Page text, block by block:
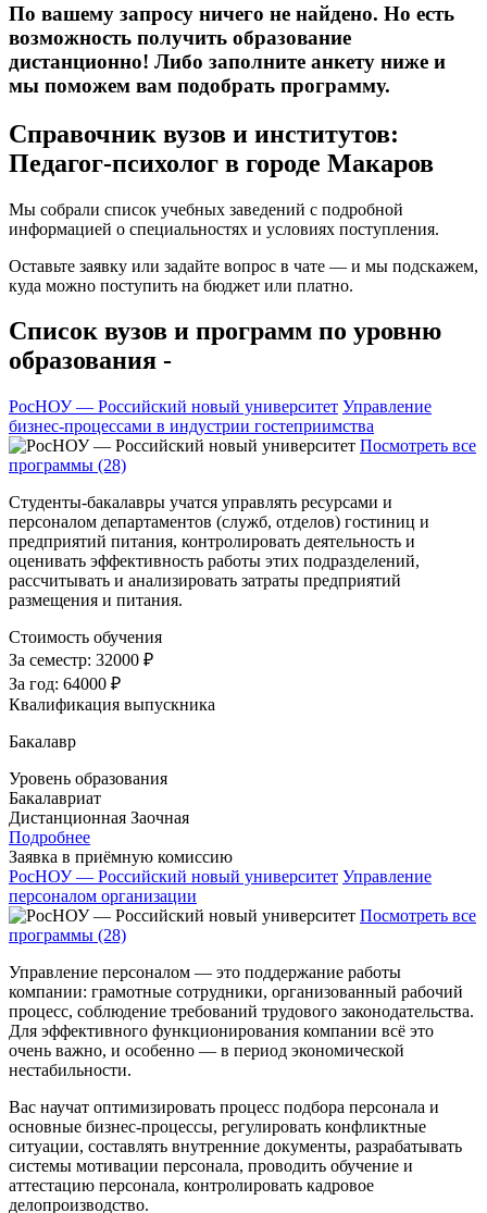
По вашему запросу ничего не найдено. Но есть
возможность получить образование
дистанционно! Либо заполните анкету ниже и
мы поможем вам подобрать программу.
Справочник вузов и институтов:
Педагог-психолог в городе Макаров
Мы собрали список учебных заведений с подробной
информацией о специальностях и условиях поступления.
Оставьте заявку или задайте вопрос в чате — и мы подскажем,
куда можно поступить на бюджет или платно.
Список вузов и программ по уровню
образования -
РосНОУ — Российский новый университет Управление
бизнес-процессами в индустрии гостеприимства
Посмотреть все
программы (28)
Студенты-бакалавры учатся управлять ресурсами и
персоналом департаментов (служб, отделов) гостиниц и
предприятий питания, контролировать деятельность и
оценивать эффективность работы этих подразделений,
рассчитывать и анализировать затраты предприятий
размещения и питания.
Стоимость обучения
За семестр: 32000 ₽
За год: 64000 ₽
Квалификация выпускника
Бакалавр
Уровень образования
Бакалавриат
Дистанционная Заочная
Подробнее
Заявка в приёмную комиссию
РосНОУ — Российский новый университет Управление
персоналом организации
Посмотреть все
программы (28)
Управление персоналом — это поддержание работы
компании: грамотные сотрудники, организованный рабочий
процесс, соблюдение требований трудового законодательства.
Для эффективного функционирования компании всё это
очень важно, и особенно — в период экономической
нестабильности.
Вас научат оптимизировать процесс подбора персонала и
основные бизнес-процессы, регулировать конфликтные
ситуации, составлять внутренние документы, разрабатывать
системы мотивации персонала, проводить обучение и
аттестацию персонала, контролировать кадровое
делопроизводство.